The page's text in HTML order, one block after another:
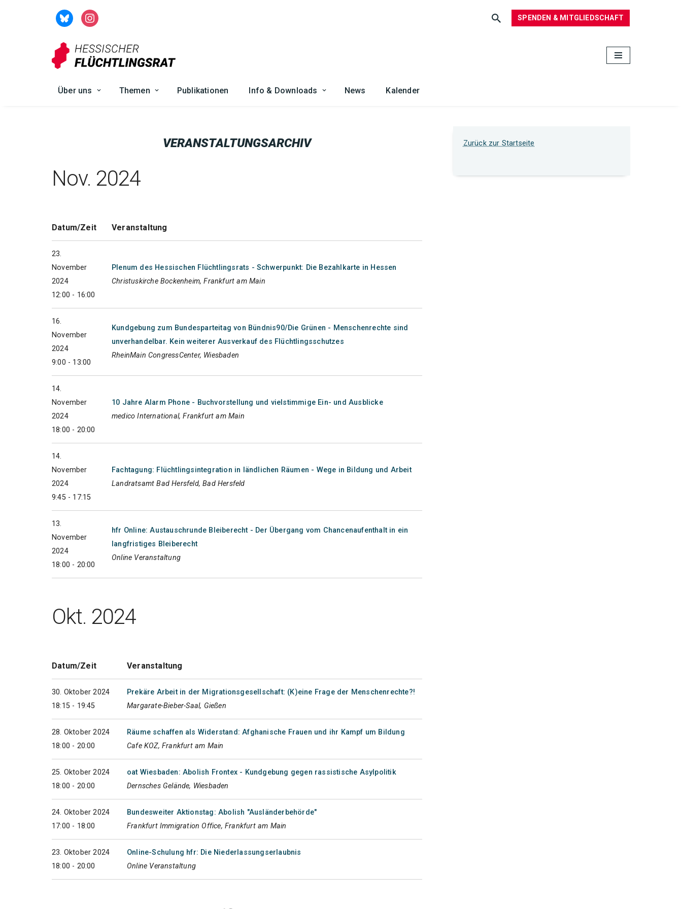
SPENDEN & MITGLIEDSCHAFT
Über uns Themen Publikationen Info & Downloads News Kalender
VERANSTALTUNGSARCHIV
Nov. 2024
Datum/Zeit Veranstaltung
23.
November
2024
12:00 - 16:00
Plenum des Hessischen Flüchtlingsrats - Schwerpunkt: Die Bezahlkarte in Hessen
Christuskirche Bockenheim, Frankfurt am Main
16.
November
2024
9:00 - 13:00
Kundgebung zum Bundesparteitag von Bündnis90/Die Grünen - Menschenrechte sind
unverhandelbar. Kein weiterer Ausverkauf des Flüchtlingsschutzes
RheinMain CongressCenter, Wiesbaden
14.
November
2024
18:00 - 20:00
10 Jahre Alarm Phone - Buchvorstellung und vielstimmige Ein- und Ausblicke
medico International, Frankfurt am Main
14.
November
2024
9:45 - 17:15
Fachtagung: Flüchtlingsintegration in ländlichen Räumen - Wege in Bildung und Arbeit
Landratsamt Bad Hersfeld, Bad Hersfeld
13.
November
2024
18:00 - 20:00
hfr Online: Austauschrunde Bleiberecht - Der Übergang vom Chancenaufenthalt in ein
langfristiges Bleiberecht
Online Veranstaltung
Okt. 2024
Datum/Zeit Veranstaltung
30. Oktober 2024
18:15 - 19:45
Prekäre Arbeit in der Migrationsgesellschaft: (K)eine Frage der Menschenrechte?!
Margarate-Bieber-Saal, Gießen
28. Oktober 2024
18:00 - 20:00
Räume schaffen als Widerstand: Afghanische Frauen und ihr Kampf um Bildung
Cafe KOZ, Frankfurt am Main
25. Oktober 2024
18:00 - 20:00
oat Wiesbaden: Abolish Frontex - Kundgebung gegen rassistische Asylpolitik
Dernsches Gelände, Wiesbaden
24. Oktober 2024
17:00 - 18:00
Bundesweiter Aktionstag: Abolish "Ausländerbehörde"
Frankfurt Immigration Office, Frankfurt am Main
23. Oktober 2024
18:00 - 20:00
Online-Schulung hfr: Die Niederlassungserlaubnis
Online Veranstaltung
Zurück zur Startseite